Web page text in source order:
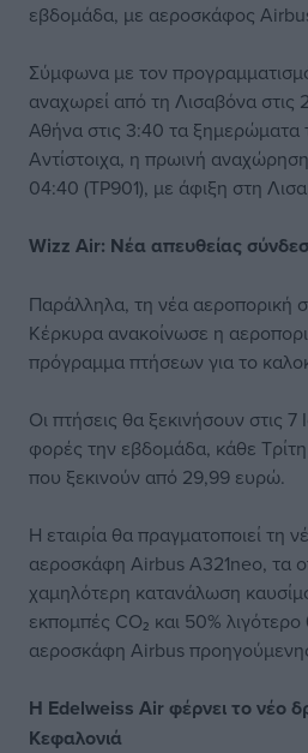
εβδομάδα, με αεροσκάφος
Σύμφωνα με τον
αναχωρεί από τη Λισαβόνα στις
Αθήνα στις 3:40 τα ξημερώματα
Αντίστοιχα, η πρωινή
04:40 (TP901), με άφιξη στη
Wizz Air: Νέα απευθείας
Παράλληλα, τη νέα αεροπορική
Κέρκυρα ανακοίνωσε η
πρόγραμμα πτήσεων για το
Οι πτήσεις θα ξεκινήσουν στις
φορές την εβδομάδα, κάθε Τρίτη
που ξεκινούν από 29,99 ευρώ.
Η εταιρία θα πραγματοποιεί τη
αεροσκάφη Airbus A321neo, τα
χαμηλότερη κατανάλωση
εκπομπές CO₂ και 50%
αεροσκάφη Airbus
Η Edelweiss Air φέρνει το νέο
Κεφαλονιά